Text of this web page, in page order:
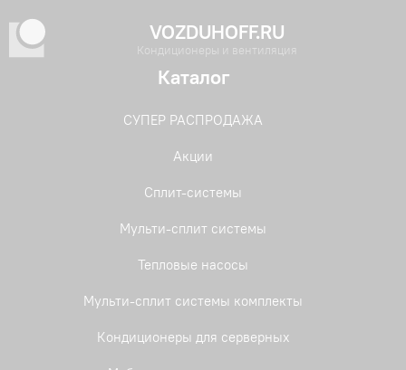
VOZDUHOFF.RU
Кондиционеры и вентиляция
Каталог
СУПЕР РАСПРОДАЖА
Акции
Сплит-системы
Мульти-сплит системы
Тепловые насосы
Мульти-сплит системы комплекты
Кондиционеры для серверных